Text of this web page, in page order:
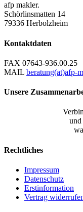
afp makler.
Schörlinsmatten 14
79336 Herbolzheim
Kontaktdaten
FAX 07643-936.00.25
MAIL beratung(at)afp-
Unsere
Rechtliches
Impressum
Datenschutz
Erstinformation
Vertrag